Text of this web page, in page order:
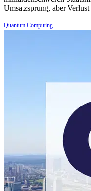
Umsatzsprung, aber
Quantum Computing